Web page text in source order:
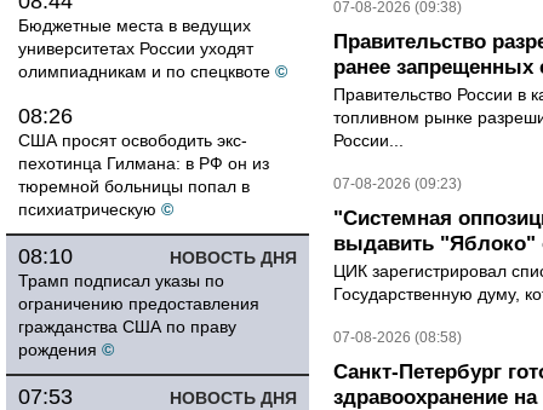
Бюджетные места в ведущих
университетах России уходят
олимпиадникам и по спецквоте ©
08:26
США просят освободить экс-
пехотинца Гилмана: в РФ он из
тюремной больницы попал в
психиатрическую ©
НОВОСТЬ ДНЯ
08:10
Трамп подписал указы по
ограничению предоставления
гражданства США по праву
рождения ©
НОВОСТЬ ДНЯ
07:53
07-08-2026 (09:38)
Правительство
ранее запрещенных
Правительство России в
топливном рынке
России...
07-08-2026 (09:23)
"Системная
выдавить "Яблоко"
ЦИК зарегистрировал
Государственную думу,
07-08-2026 (08:58)
Санкт-Петербург
здравоохранение на